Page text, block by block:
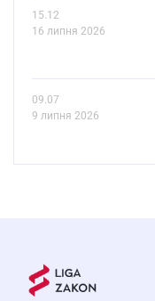
15.12
16 липня 2026
09.07
9 липня 2026